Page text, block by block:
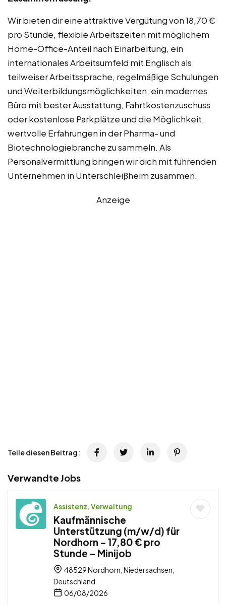
Wir bieten dir eine attraktive Vergütung von 18,70 €
pro Stunde, flexible Arbeitszeiten mit möglichem
Home-Office-Anteil nach Einarbeitung, ein
internationales Arbeitsumfeld mit Englisch als
teilweiser Arbeitssprache, regelmäßige Schulungen
und Weiterbildungsmöglichkeiten, ein modernes
Büro mit bester Ausstattung, Fahrtkostenzuschuss
oder kostenlose Parkplätze und die Möglichkeit,
wertvolle Erfahrungen in der Pharma- und
Biotechnologiebranche zu sammeln. Als
Personalvermittlung bringen wir dich mit führenden
Unternehmen in Unterschleißheim zusammen.
Anzeige
Teile diesen Beitrag:
Verwandte Jobs
Assistenz, Verwaltung
Kaufmännische
Unterstützung (m/w/d) für
Nordhorn – 17,80 € pro
Stunde – Minijob
48529 Nordhorn, Niedersachsen,
Deutschland
06/08/2026